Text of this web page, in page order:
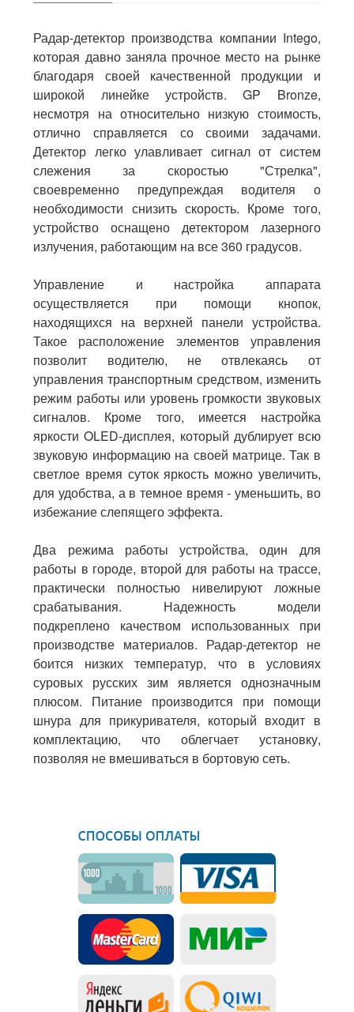
Радар-детектор производства компании Intego,
которая давно заняла прочное место на рынке
благодаря своей качественной продукции и
широкой линейке устройств. GP Bronze,
несмотря на относительно низкую стоимость,
отлично справляется со своими задачами.
Детектор легко улавливает сигнал от систем
слежения за скоростью "Стрелка",
своевременно предупреждая водителя о
необходимости снизить скорость. Кроме того,
устройство оснащено детектором лазерного
излучения, работающим на все 360 градусов.
Управление и настройка аппарата
осуществляется при помощи кнопок,
находящихся на верхней панели устройства.
Такое расположение элементов управления
позволит водителю, не отвлекаясь от
управления транспортным средством, изменить
режим работы или уровень громкости звуковых
сигналов. Кроме того, имеется настройка
яркостиOLED-дисплея, который дублирует всю
звуковую информацию на своей матрице. Так в
светлое время суток яркость можно увеличить,
для удобства, а в темное время - уменьшить, во
избежание слепящего эффекта.
Два режима работы устройства, один для
работы в городе, второй для работы на трассе,
практически полностью нивелируют ложные
срабатывания. Надежность модели
подкреплено качеством использованных при
производстве материалов. Радар-детекторне
боится низких температур, что в условиях
суровых русских зим является однозначным
плюсом. Питание производится при помощи
шнура для прикуривателя, который входит в
комплектацию, что облегчает установку,
позволяя не вмешиваться в бортовую сеть.